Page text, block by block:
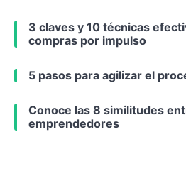
3 claves y 10 técnicas
compras por impulso
5 pasos para agilizar el
Conoce las 8 similitudes
emprendedores